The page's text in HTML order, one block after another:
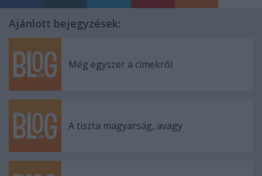
Ajánlott bejegyzések:
Még egyszer a címekről
A tiszta magyarság, avagy